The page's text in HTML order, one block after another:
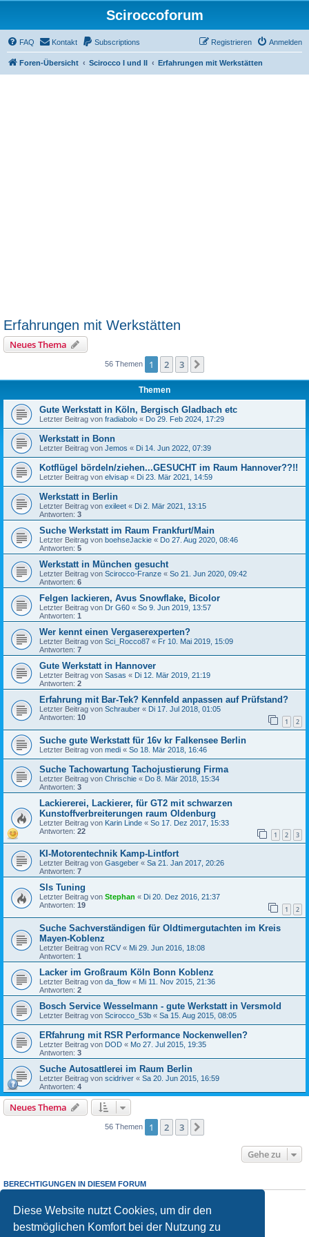
Diese Website nutzt Cookies, um dir den
bestmöglichen Komfort bei der Nutzung zu
Sciroccoforum
FAQ Kontakt Subscriptions Anmelden
Registrieren
Foren-Übersicht Scirocco I und II Erfahrungen mit Werkstätten
Erfahrungen mit Werkstätten
Neues Thema
56 Themen 1 2 3
Themen
Gute Werkstatt in Köln, Bergisch Gladbach etc
Letzter Beitrag von fradiabolo « Do 29. Feb 2024, 17:29
Werkstatt in Bonn
Letzter Beitrag von Jemos « Di 14. Jun 2022, 07:39
Kotflügel bördeln/ziehen...GESUCHT im Raum Hannover??!!
Letzter Beitrag von elvisap « Di 23. Mär 2021, 14:59
Werkstatt in Berlin
Letzter Beitrag von exileet « Di 2. Mär 2021, 13:15
Antworten: 3
Suche Werkstatt im Raum Frankfurt/Main
Letzter Beitrag von boehseJackie « Do 27. Aug 2020, 08:46
Antworten: 5
Werkstatt in München gesucht
Letzter Beitrag von Scirocco-Franze « So 21. Jun 2020, 09:42
Antworten: 6
Felgen lackieren, Avus Snowflake, Bicolor
Letzter Beitrag von Dr G60 « So 9. Jun 2019, 13:57
Antworten: 1
Wer kennt einen Vergaserexperten?
Letzter Beitrag von Sci_Rocco87 « Fr 10. Mai 2019, 15:09
Antworten: 7
Gute Werkstatt in Hannover
Letzter Beitrag von Sasas « Di 12. Mär 2019, 21:19
Antworten: 2
Erfahrung mit Bar-Tek? Kennfeld anpassen auf Prüfstand?
Letzter Beitrag von Schrauber « Di 17. Jul 2018, 01:05
Antworten: 10 1 2
Suche gute Werkstatt für 16v kr Falkensee Berlin
Letzter Beitrag von medi « So 18. Mär 2018, 16:46
Suche Tachowartung Tachojustierung Firma
Letzter Beitrag von Chrischie « Do 8. Mär 2018, 15:34
Antworten: 3
Lackiererei, Lackierer, für GT2 mit schwarzen
Kunstoffverbreiterungen raum Oldenburg
Letzter Beitrag von Karin Linde « So 17. Dez 2017, 15:33
Antworten: 22 1 2 3
KI-Motorentechnik Kamp-Lintfort
Letzter Beitrag von Gasgeber « Sa 21. Jan 2017, 20:26
Antworten: 7
Sls Tuning
Letzter Beitrag von Stephan « Di 20. Dez 2016, 21:37
Antworten: 19 1 2
Suche Sachverständigen für Oldtimergutachten im Kreis
Mayen-Koblenz
Letzter Beitrag von RCV « Mi 29. Jun 2016, 18:08
Antworten: 1
Lacker im Großraum Köln Bonn Koblenz
Letzter Beitrag von da_flow « Mi 11. Nov 2015, 21:36
Antworten: 2
Bosch Service Wesselmann - gute Werkstatt in Versmold
Letzter Beitrag von Scirocco_53b « Sa 15. Aug 2015, 08:05
ERfahrung mit RSR Performance Nockenwellen?
Letzter Beitrag von DOD « Mo 27. Jul 2015, 19:35
Antworten: 3
Suche Autosattlerei im Raum Berlin
Letzter Beitrag von scidriver « Sa 20. Jun 2015, 16:59
Antworten: 4
Neues Thema
56 Themen 1 2 3
Gehe zu
BERECHTIGUNGEN IN DIESEM FORUM
Du darfst keineAntworten zu Themen in diesem Forum erstellen.
Du darfst deine Beiträge in diesem Forumnichtändern.
Du darfst deine Beiträge in diesem Forum nicht löschen.